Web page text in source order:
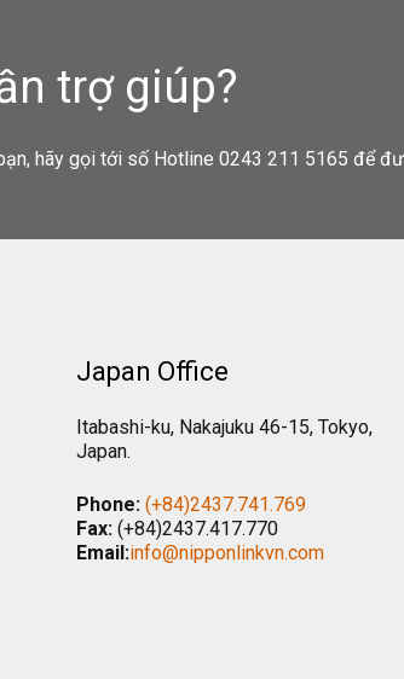
trợ giúp?
hãy gọi tới số Hotline 0243 211 5165 để
Japan Office
Itabashi-ku, Nakajuku 46-15, Tokyo,
Japan.
Phone: (+84)2437.741.769
Fax: (+84)2437.417.770
Email:info@nipponlinkvn.com